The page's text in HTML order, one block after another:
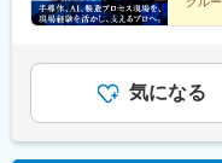
・事
気になる